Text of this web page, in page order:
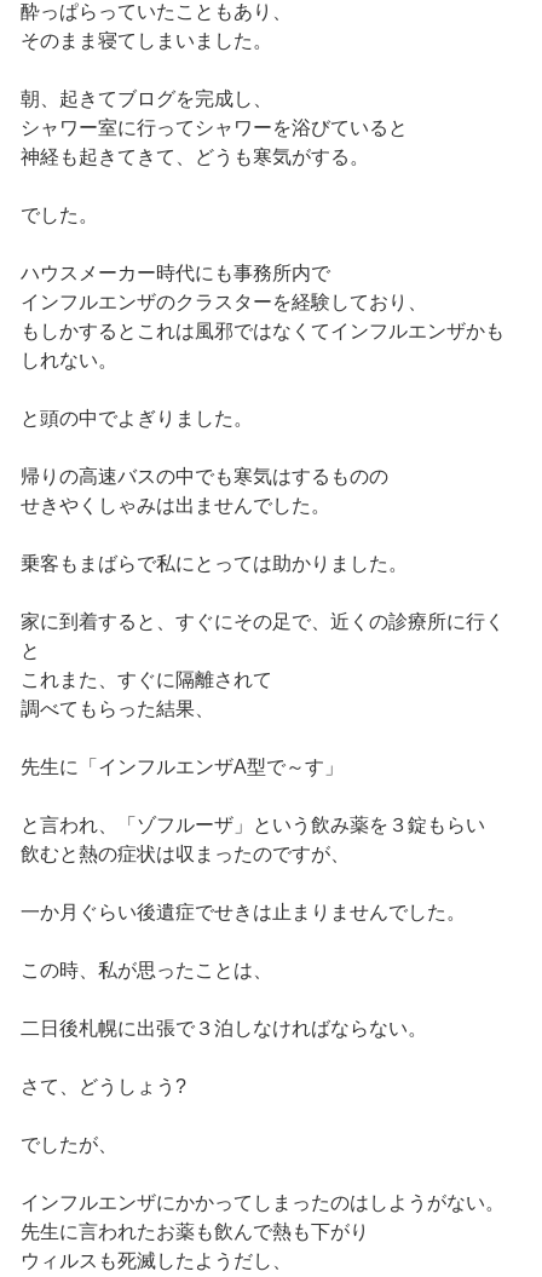
酔っぱらっていたこともあり、
そのまま寝てしまいました。
朝、起きてブログを完成し、
シャワー室に行ってシャワーを浴びていると
神経も起きてきて、どうも寒気がする。
でした。
ハウスメーカー時代にも事務所内で
インフルエンザのクラスターを経験しており、
もしかするとこれは風邪ではなくてインフルエンザかも
しれない。
と頭の中でよぎりました。
帰りの高速バスの中でも寒気はするものの
せきやくしゃみは出ませんでした。
乗客もまばらで私にとっては助かりました。
家に到着すると、すぐにその足で、近くの診療所に行く
と
これまた、すぐに隔離されて
調べてもらった結果、
先生に「インフルエンザA型で～す」
と言われ、「ゾフルーザ」という飲み薬を３錠もらい
飲むと熱の症状は収まったのですが、
一か月ぐらい後遺症でせきは止まりませんでした。
この時、私が思ったことは、
二日後札幌に出張で３泊しなければならない。
さて、どうしょう?
でしたが、
インフルエンザにかかってしまったのはしようがない。
先生に言われたお薬も飲んで熱も下がり
ウィルスも死滅したようだし、